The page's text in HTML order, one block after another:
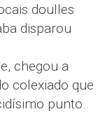
doulles
disparou
chegou a
colexiado que
punto.